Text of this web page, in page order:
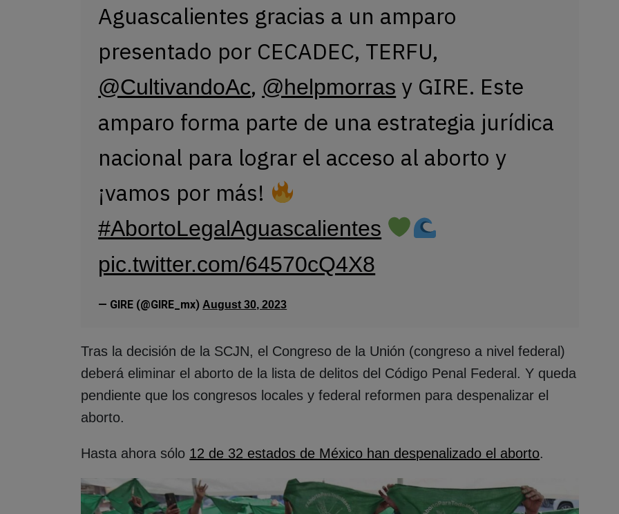
Aguascalientes gracias a un amparo
presentado por CECADEC, TERFU,
@CultivandoAc, @helpmorras y GIRE. Este
amparo forma parte de una estrategia jurídica
nacional para lograr el acceso al aborto y
¡vamos por más!
#AbortoLegalAguascalientes
pic.twitter.com/64570cQ4X8
— GIRE (@GIRE_mx)August 30, 2023
Tras la decisión de la SCJN, el Congreso de la Unión (congreso a nivel federal)
deberá eliminar el aborto de la lista de delitos del Código Penal Federal. Y queda
pendiente que los congresos locales y federal reformen para despenalizar el
aborto.
Hasta ahora sólo 12 de 32 estados de México han despenalizado el aborto.